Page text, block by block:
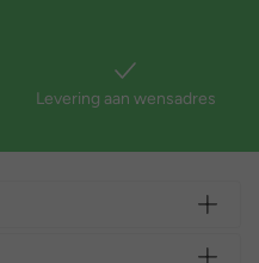
Levering aan wensadres